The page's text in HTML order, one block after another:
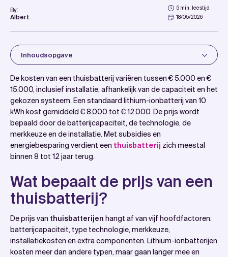
By:
Albert
5 min. leestijd
18/05/2026
Inhoudsopgave
Wat bepaalt de prijs van een thuisbatterij?
Hoeveel kost een thuisbatterij inclusief installatie?
Welke subsidies en financieringsmogelijkheden zijn er
voor thuisbatterijen?
Wanneer verdient een thuisbatterij zichzelf terug?
Hoe Wattslimmer helpt met thuisbatterij-
investeringen
Veelgestelde vragen
De kosten van een thuisbatterij variëren tussen € 5.000 en €
15.000, inclusief installatie, afhankelijk van de capaciteit en het
gekozen systeem. Een standaard lithium-ionbatterij van 10
kWh kost gemiddeld € 8.000 tot € 12.000. De prijs wordt
bepaald door de batterijcapaciteit, de technologie, de
merkkeuze en de installatie. Met subsidies en
energiebesparing verdient een thuisbatterij zich meestal
binnen 8 tot 12 jaar terug.
Wat bepaalt de prijs van een
thuisbatterij?
De prijs van thuisbatterijen hangt af van vijf hoofdfactoren:
batterijcapaciteit, type technologie, merkkeuze,
installatiekosten en extra componenten. Lithium-ionbatterijen
kosten meer dan andere typen, maar gaan langer mee en